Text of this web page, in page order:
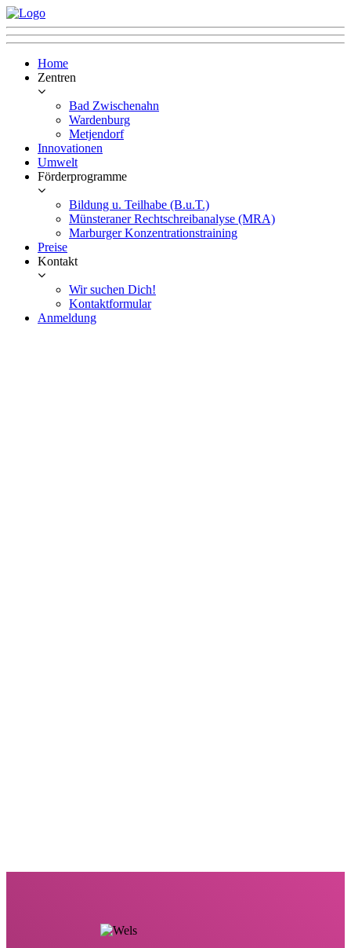
Home
Zentren
Bad Zwischenahn
Wardenburg
Metjendorf
Innovationen
Umwelt
Förderprogramme
Bildung u. Teilhabe (B.u.T.)
Münsteraner Rechtschreibanalyse (MRA)
Marburger Konzentrationstraining
Preise
Kontakt
Wir suchen Dich!
Kontaktformular
Anmeldung